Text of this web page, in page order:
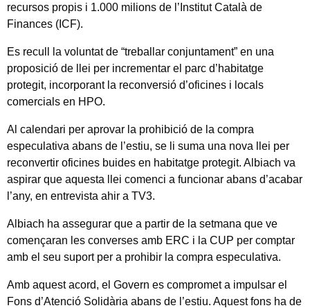
recursos propis i 1.000 milions de l’Institut Català de
Finances (ICF).
Es recull la voluntat de “treballar conjuntament” en una
proposició de llei per incrementar el parc d’habitatge
protegit, incorporant la reconversió d’oficines i locals
comercials en HPO.
Al calendari per aprovar la prohibició de la compra
especulativa abans de l’estiu, se li suma una nova llei per
reconvertir oficines buides en habitatge protegit. Albiach va
aspirar que aquesta llei comenci a funcionar abans d’acabar
l’any, en entrevista ahir a TV3.
Albiach ha assegurar que a partir de la setmana que ve
començaran les converses amb ERC i la CUP per comptar
amb el seu suport per a prohibir la compra especulativa.
Amb aquest acord, el Govern es compromet a impulsar el
Fons d’Atenció Solidària abans de l’estiu. Aquest fons ha de